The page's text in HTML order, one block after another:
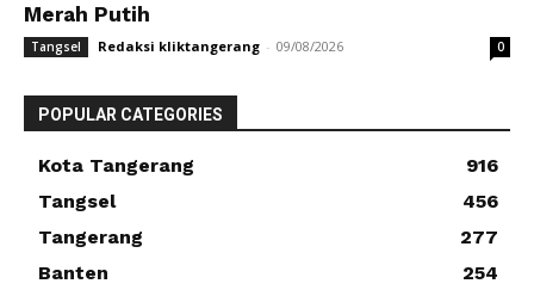
Merah Putih
Tangsel Redaksi kliktangerang - 09/08/2026 0
POPULAR CATEGORIES
Kota Tangerang
916
Tangsel
456
Tangerang
277
Banten
254